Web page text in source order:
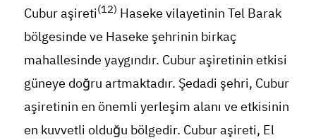
Cubur aşireti(12) Haseke vilayetinin Tel Barak
bölgesinde ve Haseke şehrinin birkaç
mahallesinde yaygındır. Cubur aşiretinin etkisi
güneye doğru artmaktadır. Şedadi şehri, Cubur
aşiretinin en önemli yerleşim alanı ve etkisinin
en kuvvetli olduğu bölgedir. Cubur aşireti, El